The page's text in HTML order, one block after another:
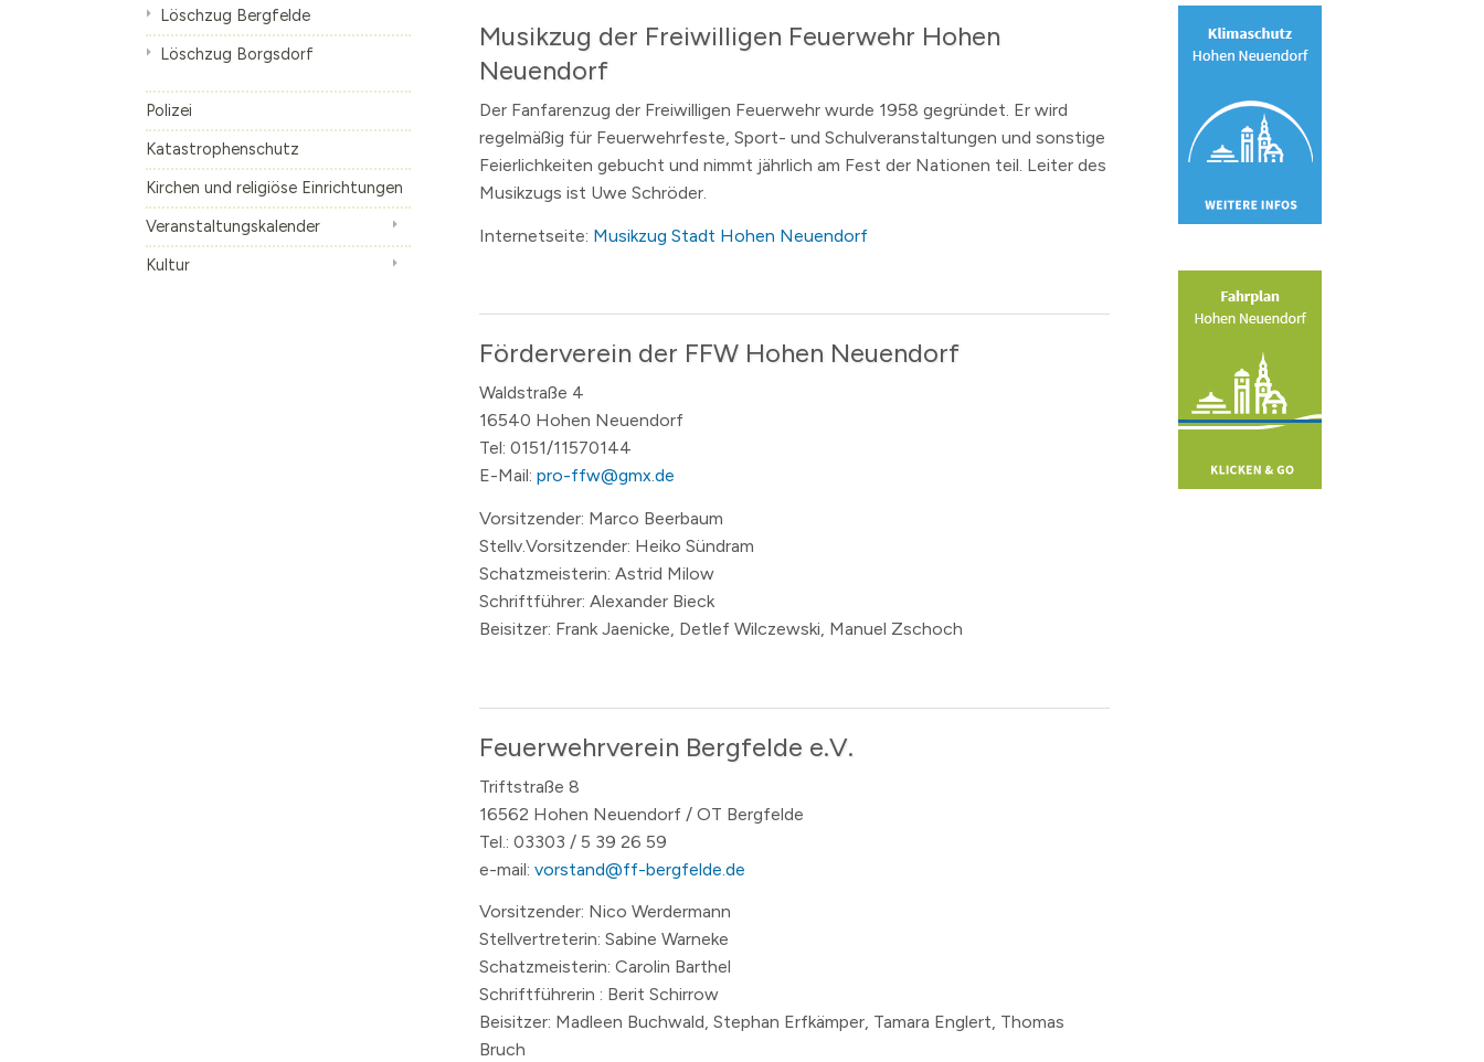
Die S-Bahn
Inhalte anzeigen
Altes Künstlerverzeichnis
Skulpturen Boulevard
Löschzug Bergfelde
Löschzug Borgsdorf
Polizei
Katastrophenschutz
Kirchen und religiöse Einrichtungen
Veranstaltungskalender
Kultur
Musikzug der Freiwilligen Feuerwehr Hohen
Neuendorf
Der Fanfarenzug der Freiwilligen Feuerwehr wurde 1958 gegründet. Er wird
regelmäßig für Feuerwehrfeste, Sport- und Schulveranstaltungen und sonstige
Feierlichkeiten gebucht und nimmt jährlich am Fest der Nationen teil. Leiter des
Musikzugs ist Uwe Schröder.
Internetseite: Musikzug Stadt Hohen Neuendorf
Förderverein der FFW Hohen Neuendorf
Waldstraße 4
16540 Hohen Neuendorf
Tel: 0151/11570144
E-Mail: pro-ffw@gmx.de
Vorsitzender: Marco Beerbaum
Stellv.Vorsitzender: Heiko Sündram
Schatzmeisterin: Astrid Milow
Schriftführer: Alexander Bieck
Beisitzer: Frank Jaenicke, Detlef Wilczewski, Manuel Zschoch
Feuerwehrverein Bergfelde e.V.
Triftstraße 8
16562 Hohen Neuendorf / OT Bergfelde
Tel.: 03303 / 5 39 26 59
e-mail: vorstand@ff-bergfelde.de
Vorsitzender: Nico Werdermann
Stellvertreterin: Sabine Warneke
Schatzmeisterin: Carolin Barthel
Schriftführerin : Berit Schirrow
Beisitzer: Madleen Buchwald, Stephan Erfkämper, Tamara Englert, Thomas
Bruch